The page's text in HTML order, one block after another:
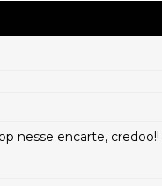
nesse encarte, credoo!!